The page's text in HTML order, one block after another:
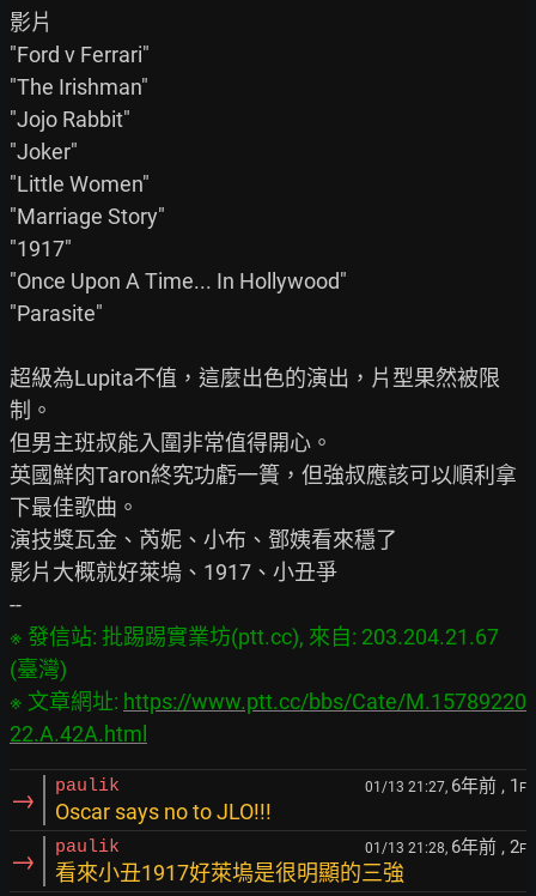
影片
"Ford v Ferrari"
"The Irishman"
"Jojo Rabbit"
"Joker"
"Little Women"
"Marriage Story"
"1917"
"Once Upon A Time... In Hollywood"
"Parasite"
超級為Lupita不值，這麼出色的演出，片型果然被限
制。
但男主班叔能入圍非常值得開心。
英國鮮肉Taron終究功虧一簣，但強叔應該可以順利拿
下最佳歌曲。
演技獎瓦金、芮妮、小布、鄧姨看來穩了
影片大概就好萊塢、1917、小丑爭
※ 發信站: 批踢踢實業坊(ptt.cc), 來自: 203.204.21.67
(臺灣)
※ 文章網址: https://www.ptt.cc/bbs/Cate/M.15789220
22.A.42A.html
→ paulik 01/13 21:27, 6年前 , 1 F
Oscar says no to JLO!!!
→ paulik 01/13 21:28, 6年前 , 2F
看來小丑1917好萊塢是很明顯的三強